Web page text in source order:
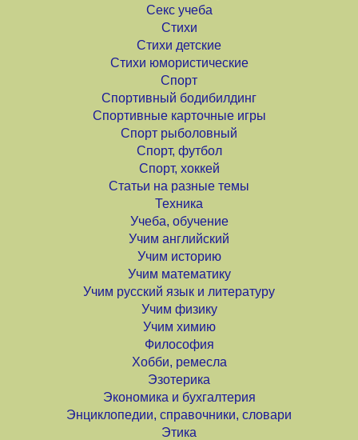
Секс учеба
Стихи
Стихи детские
Стихи юмористические
Спорт
Спортивный бодибилдинг
Спортивные карточные игры
Спорт рыболовный
Спорт, футбол
Спорт, хоккей
Статьи на разные темы
Техника
Учеба, обучение
Учим английский
Учим историю
Учим математику
Учим русский язык и литературу
Учим физику
Учим химию
Философия
Хобби, ремесла
Эзотерика
Экономика и бухгалтерия
Энциклопедии, справочники, словари
Этика